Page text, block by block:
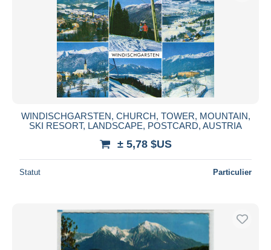
WINDISCHGARSTEN, CHURCH, TOWER, MOUNTAIN,
SKI RESORT, LANDSCAPE, POSTCARD, AUSTRIA
± 5,78 $US
Statut Particulier